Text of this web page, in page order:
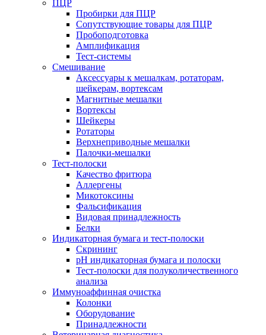
ПЦР
Пробирки для ПЦР
Сопутствующие товары для ПЦР
Пробоподготовка
Амплификация
Тест-системы
Смешивание
Аксессуары к мешалкам, ротаторам,
шейкерам, вортексам
Магнитные мешалки
Вортексы
Шейкеры
Ротаторы
Верхнеприводные мешалки
Палочки-мешалки
Тест-полоски
Качество фритюра
Аллергены
Микотоксины
Фальсификация
Видовая принадлежность
Белки
Индикаторная бумага и тест-полоски
Скрининг
pH индикаторная бумага и полоски
Тест-полоски для полуколичественного
анализа
Иммуноаффинная очистка
Колонки
Оборудование
Принадлежности